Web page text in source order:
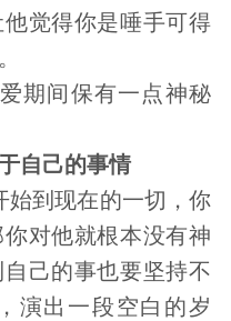
觉得你是唾手可得
间保有一点神秘
自己的事情
到现在的一切，你
对他就根本没有神
己的事也要坚持不
演出一段空白的岁